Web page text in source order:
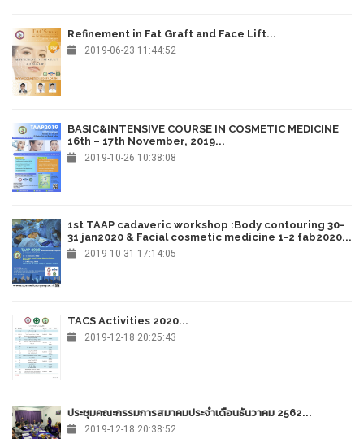
Refinement in Fat Graft and Face Lift...
2019-06-23 11:44:52
BASIC&INTENSIVE COURSE IN COSMETIC MEDICINE
16th – 17th November, 2019...
2019-10-26 10:38:08
1st TAAP cadaveric workshop :Body contouring 30-
31 jan2020 & Facial cosmetic medicine 1-2 fab2020...
2019-10-31 17:14:05
TACS Activities 2020...
2019-12-18 20:25:43
ประชุมคณะกรรมการสมาคมประจำเดือนธันวาคม 2562...
2019-12-18 20:38:52